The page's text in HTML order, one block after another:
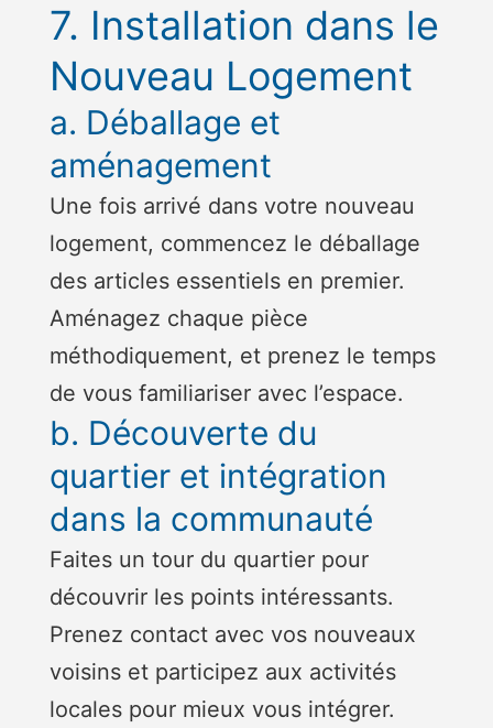
7. Installation dans le
Nouveau Logement
a. Déballage et
aménagement
Une fois arrivé dans votre nouveau
logement, commencez le déballage
des articles essentiels en premier.
Aménagez chaque pièce
méthodiquement, et prenez le temps
de vous familiariser avec l’espace.
b. Découverte du
quartier et intégration
dans la communauté
Faites un tour du quartier pour
découvrir les points intéressants.
Prenez contact avec vos nouveaux
voisins et participez aux activités
locales pour mieux vous intégrer.